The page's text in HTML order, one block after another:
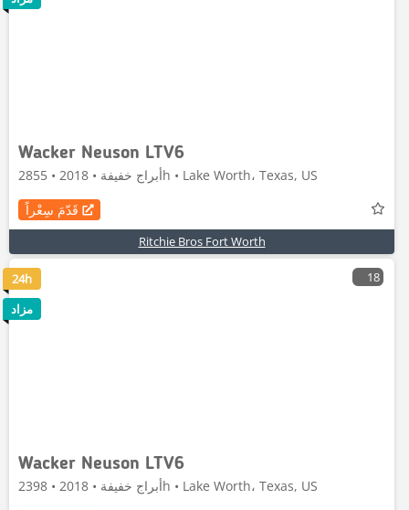
Wacker Neuson LTV6
أبراج خفيفة • 2018 • 2855h • Lake Worth، Texas, US
قَدّمَ سِعْراً
Ritchie Bros Fort Worth
18
Wacker Neuson LTV6
أبراج خفيفة • 2018 • 2398h • Lake Worth، Texas, US
24h
مزاد